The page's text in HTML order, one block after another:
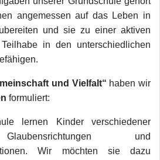
angemessen auf das Leben in
und sie zu einer aktiven
in den unterschiedlichen
und Vielfalt“ haben wir
formuliert:
lernen Kinder verschiedener
und
Wir möchten sie dazu